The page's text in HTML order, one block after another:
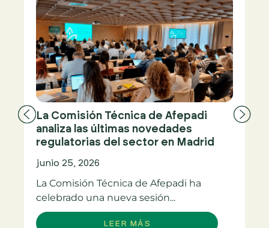
La Comisión Técnica de Afepadi
analiza las últimas novedades
regulatorias del sector en Madrid
junio 25, 2026
La Comisión Técnica de Afepadi ha
celebrado una nueva sesión...
LEER MÁS